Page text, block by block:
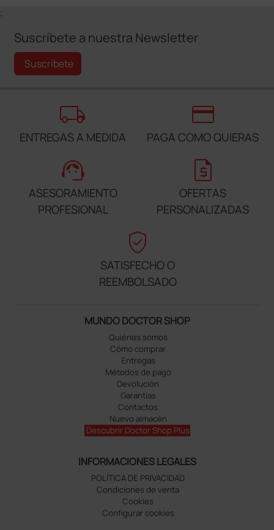
;
Suscríbete a nuestra Newsletter
Suscríbete
local_shipping
ENTREGAS A MEDIDA
credit_card
PAGA COMO QUIERAS
support_agent
ASESORAMIENTO
PROFESIONAL
request_quote
OFERTAS
PERSONALIZADAS
verified_user
SATISFECHO O
REEMBOLSADO
MUNDO DOCTOR SHOP
Quiénes somos
Cómo comprar
Entregas
Métodos de pago
Devolución
Garantías
Contactos
Nuevo almacén
Descubrir Doctor Shop Plus
INFORMACIONES LEGALES
POLÍTICA DE PRIVACIDAD
Condiciones de venta
Cookies
Configurar cookies